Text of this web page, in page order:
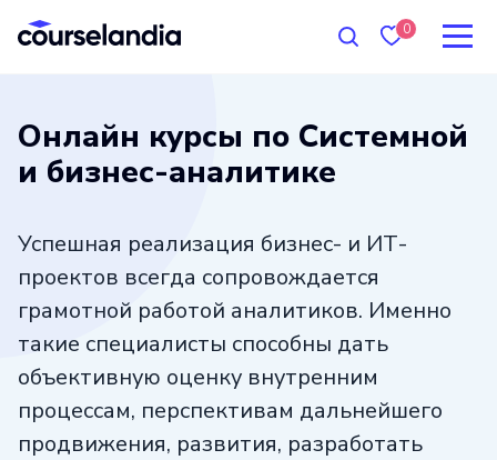
0
Онлайн курсы по Системной
и бизнес-аналитике
Успешная реализация бизнес- и ИТ-
проектов всегда сопровождается
грамотной работой аналитиков. Именно
такие специалисты способны дать
объективную оценку внутренним
процессам, перспективам дальнейшего
продвижения, развития, разработать